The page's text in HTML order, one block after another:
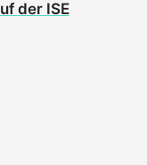
der ISE